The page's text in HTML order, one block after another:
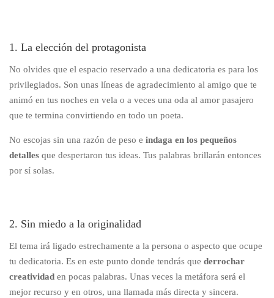
1. La elección del protagonista
No olvides que el espacio reservado a una dedicatoria es para los
privilegiados. Son unas líneas de agradecimiento al amigo que te
animó en tus noches en vela o a veces una oda al amor pasajero
que te termina convirtiendo en todo un poeta.
No escojas sin una razón de peso e indaga en los pequeños
detalles que despertaron tus ideas. Tus palabras brillarán entonces
por sí solas.
2. Sin miedo a la originalidad
El tema irá ligado estrechamente a la persona o aspecto que ocupe
tu dedicatoria. Es en este punto donde tendrás que derrochar
creatividad en pocas palabras. Unas veces la metáfora será el
mejor recurso y en otros, una llamada más directa y sincera.